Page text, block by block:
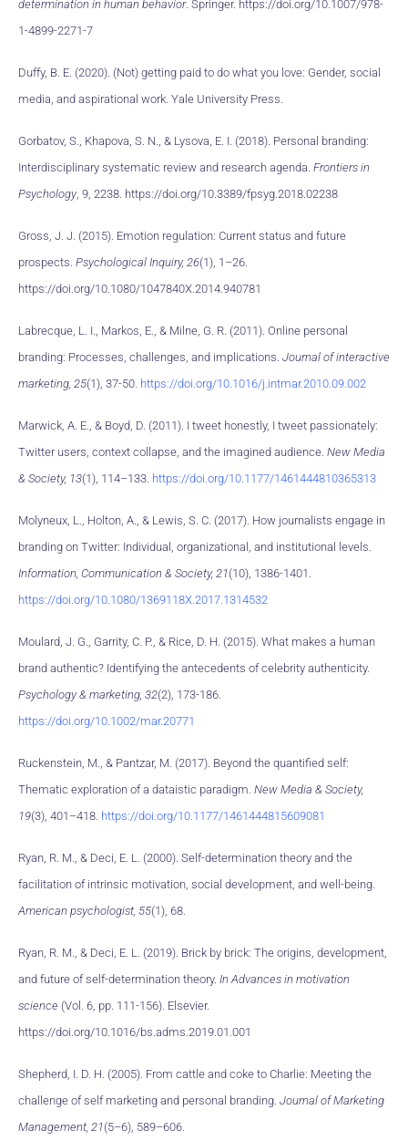
determination in human behavior. Springer. https://doi.org/10.1007/978-
1-4899-2271-7
Duffy, B. E. (2020). (Not) getting paid to do what you love: Gender, social
media, and aspirational work. Yale University Press.
Gorbatov, S., Khapova, S. N., & Lysova, E. I. (2018). Personal branding:
Interdisciplinary systematic review and research agenda. Frontiers in
Psychology, 9, 2238. https://doi.org/10.3389/fpsyg.2018.02238
Gross, J. J. (2015). Emotion regulation: Current status and future
prospects. Psychological Inquiry, 26(1), 1–26.
https://doi.org/10.1080/1047840X.2014.940781
Labrecque, L. I., Markos, E., & Milne, G. R. (2011). Online personal
branding: Processes, challenges, and implications. Journal of interactive
marketing, 25(1), 37-50. https://doi.org/10.1016/j.intmar.2010.09.002
Marwick, A. E., & Boyd, D. (2011). I tweet honestly, I tweet passionately:
Twitter users, context collapse, and the imagined audience. New Media
& Society, 13(1), 114–133. https://doi.org/10.1177/1461444810365313
Molyneux, L., Holton, A., & Lewis, S. C. (2017). How journalists engage in
branding on Twitter: Individual, organizational, and institutional levels.
Information, Communication & Society, 21 (10), 1386-1401.
https://doi.org/10.1080/1369118X.2017.1314532
Moulard, J. G., Garrity, C. P., & Rice, D. H. (2015). What makes a human
brand authentic? Identifying the antecedents of celebrity authenticity.
Psychology & marketing, 32(2), 173-186.
https://doi.org/10.1002/mar.20771
Ruckenstein, M., & Pantzar, M. (2017). Beyond the quantified self:
Thematic exploration of a dataistic paradigm. New Media & Society,
19(3), 401–418. https://doi.org/10.1177/1461444815609081
Ryan, R. M., & Deci, E. L. (2000). Self-determination theory and the
facilitation of intrinsic motivation, social development, and well-being.
American psychologist, 55(1), 68.
Ryan, R. M., & Deci, E. L. (2019). Brick by brick: The origins, development,
and future of self-determination theory. In Advances in motivation
science (Vol. 6, pp. 111-156). Elsevier.
https://doi.org/10.1016/bs.adms.2019.01.001
Shepherd, I. D. H. (2005). From cattle and coke to Charlie: Meeting the
challenge of self marketing and personal branding. Journal of Marketing
Management, 21 (5–6), 589–606.